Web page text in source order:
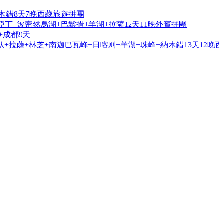
錯8天7晚西藏旅遊拼團
+波密然烏湖+巴鬆措+羊湖+拉薩12天11晚外賓拼團
都9天
拉薩+林芝+南迦巴瓦峰+日喀则+羊湖+珠峰+納木錯13天12晚